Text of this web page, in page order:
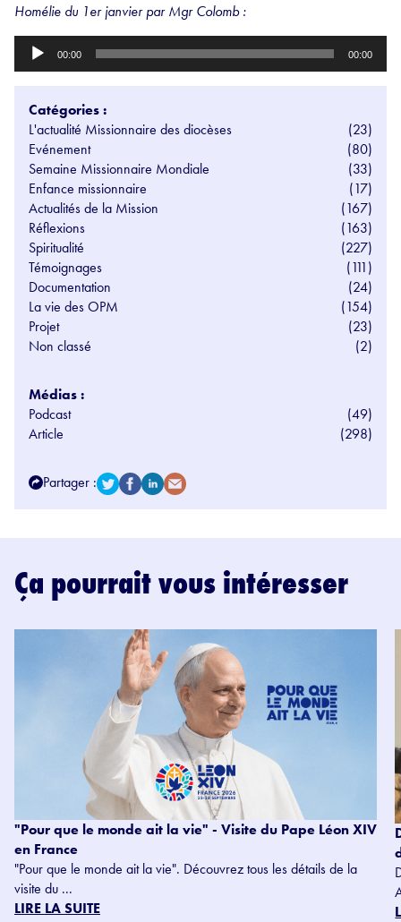
Homélie du 1er janvier par Mgr Colomb :
Lecteur
audio
00:00 00:00
Catégories :
L'actualité Missionnaire des diocèses
(23)
Evénement
(80)
Semaine Missionnaire Mondiale
(33)
Enfance missionnaire
(17)
Actualités de la Mission
(167)
Réflexions
(163)
Spiritualité
(227)
Témoignages
(111)
Documentation
(24)
La vie des OPM
(154)
Projet
(23)
Non classé
(2)
Médias :
Podcast
(49)
Article
(298)
Partager :
Ça pourrait vous intéresser
"Pour que le monde ait la vie" - Visite du Pape Léon XIV
en France
"Pour que le monde ait la vie". Découvrez tous les détails de la
visite du ...
LIRE LA SUITE